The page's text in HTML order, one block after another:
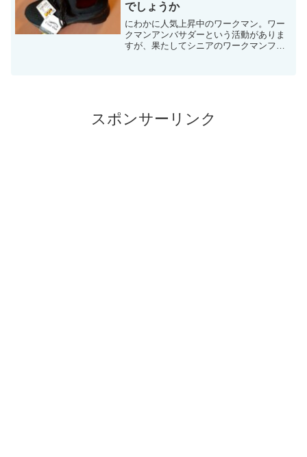
でしょうか
にわかに人気上昇中のワークマン。ワー
クマンアンバサダーという活動がありま
すが、果たしてシニアのワークマンファ
スポンサーリンク